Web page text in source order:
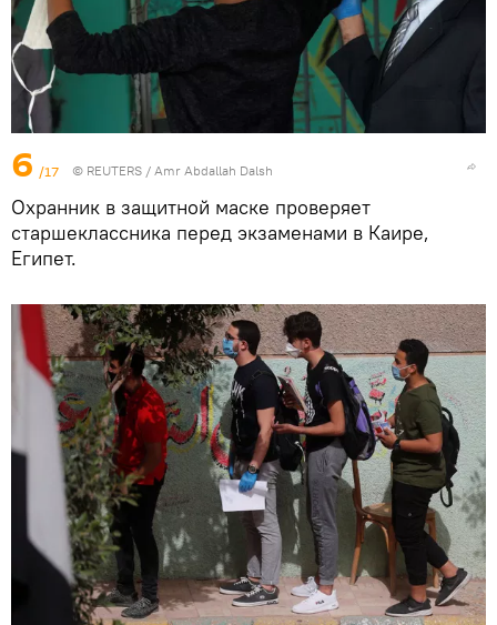
6 /17 © REUTERS / Amr Abdallah Dalsh
Охранник в защитной маске проверяет
старшеклассника перед экзаменами в Каире,
Египет.